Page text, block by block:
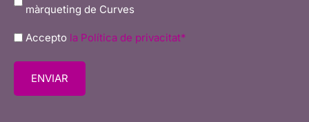
màrqueting de Curves
Privacy
Accepto la Política de privacitat*